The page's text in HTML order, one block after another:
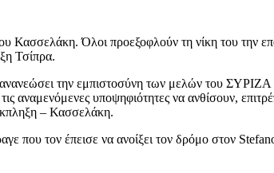
Κασσελάκη. Όλοι προεξοφλούν τη νίκη του την
Τσίπρα.
ανανεώσει την εμπιστοσύνη των μελών του
αναμενόμενες υποψηφιότητες να ανθίσουν,
– Κασσελάκη.
που τον έπεισε να ανοίξει τον δρόμο στον